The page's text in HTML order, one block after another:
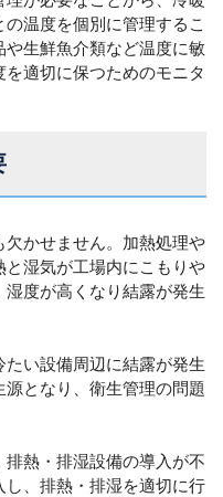
温度を個別に管理するこ
生鮮魚介類など温度に敏
適切に保つためのモニタ
かせません。加熱処理や
湿気が工場内にこもりや
度が高くなり結露が発生
い設備周辺に結露が発生
となり、衛生管理の問題
熱・排湿設備の導入が不
、排熱・排湿を適切に行